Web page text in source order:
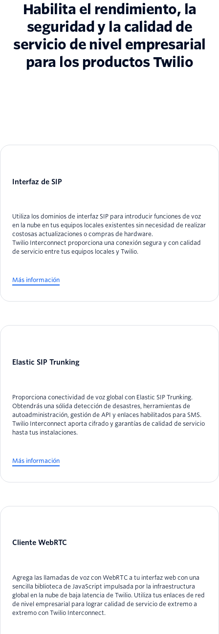
Habilita el rendimiento, la
seguridad y la calidad de
servicio de nivel empresarial
para los productos Twilio
Interfaz de SIP
Utiliza los dominios de interfaz SIP para introducir funciones de voz
en la nube en tus equipos locales existentes sin necesidad de realizar
costosas actualizaciones o compras de hardware.
Twilio Interconnect proporciona una conexión segura y con calidad
de servicio entre tus equipos locales y Twilio.
Más información
Elastic SIP Trunking
Proporciona conectividad de voz global con Elastic SIP Trunking.
Obtendrás una sólida detección de desastres, herramientas de
autoadministración, gestión de API y enlaces habilitados para SMS.
Twilio Interconnect aporta cifrado y garantías de calidad de servicio
hasta tus instalaciones.
Más información
Cliente WebRTC
Agrega las llamadas de voz con WebRTC a tu interfaz web con una
sencilla biblioteca de JavaScript impulsada por la infraestructura
global en la nube de baja latencia de Twilio. Utiliza tus enlaces de red
de nivel empresarial para lograr calidad de servicio de extremo a
extremo con Twilio Interconnect.